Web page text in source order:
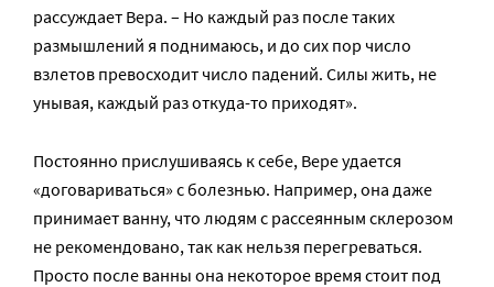
рассуждает Вера. – Но каждый раз после таких
размышлений я поднимаюсь, и до сих пор число
взлетов превосходит число падений. Силы жить, не
унывая, каждый раз откуда-то приходят».
Постоянно прислушиваясь к себе, Вере удается
«договариваться» с болезнью. Например, она даже
принимает ванну, что людям с рассеянным склерозом
не рекомендовано, так как нельзя перегреваться.
Просто после ванны она некоторое время стоит под